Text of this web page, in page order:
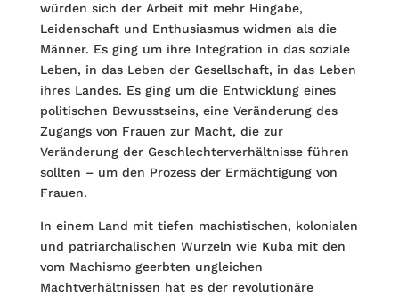
würden sich der Arbeit mit mehr Hingabe,
Leidenschaft und Enthusiasmus widmen als die
Männer. Es ging um ihre Integration in das soziale
Leben, in das Leben der Gesellschaft, in das Leben
ihres Landes. Es ging um die Entwicklung eines
politischen Bewusstseins, eine Veränderung des
Zugangs von Frauen zur Macht, die zur
Veränderung der Geschlechterverhältnisse führen
sollten – um den Prozess der Ermächtigung von
Frauen.
In einem Land mit tiefen machistischen, kolonialen
und patriarchalischen Wurzeln wie Kuba mit den
vom Machismo geerbten ungleichen
Machtverhältnissen hat es der revolutionäre